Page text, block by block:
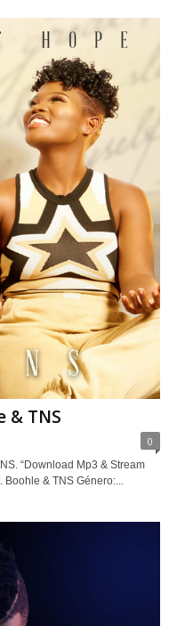
& TNS
0
“Download Mp3 & Stream
Boohle & TNS Género:...